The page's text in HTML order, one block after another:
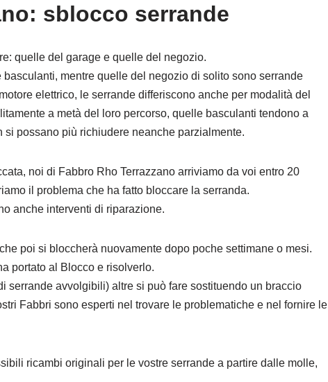
sblocco serrande
quelle del garage e quelle del negozio.
mentre quelle del negozio di solito sono serrande
elettrico, le serrande differiscono anche per modalità del
a metà del loro percorso, quelle basculanti tendono a
possano più richiudere neanche parzialmente.
noi di Fabbro Rho Terrazzano arriviamo da voi entro 20
il problema che ha fatto bloccare la serranda.
anche interventi di riparazione.
poi si bloccherà nuovamente dopo poche settimane o mesi.
portato al Blocco e risolverlo.
serrande avvolgibili) altre si può fare sostituendo un braccio
Fabbri sono esperti nel trovare le problematiche e nel fornire le
ricambi originali per le vostre serrande a partire dalle molle,